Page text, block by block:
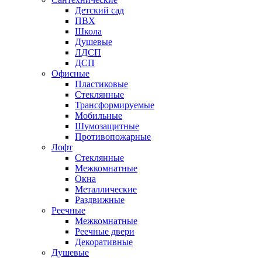
Детский сад
ПВХ
Школа
Душевые
ЛДСП
ДСП
Офисные
Пластиковые
Стеклянные
Трансформируемые
Мобильные
Шумозащитные
Противопожарные
Лофт
Стеклянные
Межкомнатные
Окна
Металлические
Раздвижные
Реечные
Межкомнатные
Реечные двери
Декоративные
Душевые